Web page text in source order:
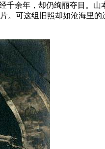
千余年，却仍绚丽夺目。
。可这组旧照却如沧海里